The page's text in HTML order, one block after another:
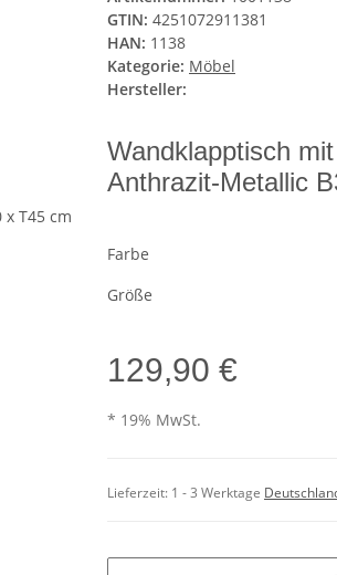
GTIN: 4251072911381
HAN: 1138
Kategorie: Möbel
Hersteller:
Wandklapptisch
Anthrazit-Metallic
Farbe
Größe
129,90 €
* 19% MwSt.
Lieferzeit: 1 - 3 Werktage